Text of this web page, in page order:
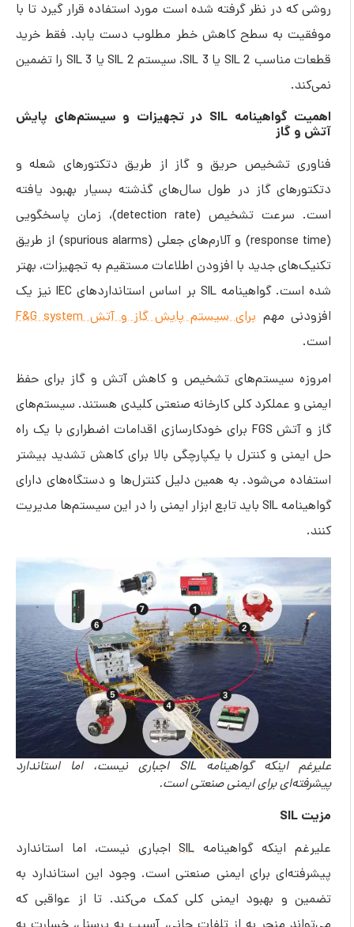
روشی که در نظر گرفته شده است مورد استفاده قرار گیرد تا با
موفقیت به سطح کاهش خطر مطلوب دست یابد. فقط خرید
قطعات مناسب SIL 2 یا SIL 3، سیستم SIL 2 یا SIL 3 را تضمین
نمی‌کند.
اهمیت گواهینامه SIL در تجهیزات و سیستم‌های پایش
آتش و گاز
فناوری تشخیص حریق و گاز از طریق دتکتورهای شعله و
دتکتورهای گاز در طول سال‌های گذشته بسیار بهبود یافته
است. سرعت تشخیص (detection rate)، زمان پاسخگویی
(response time) و آلارم‌های جعلی (spurious alarms) از طریق
تکنیک‌های جدید با افزودن اطلاعات مستقیم به تجهیزات، بهتر
شده است. گواهینامه SIL بر اساس استانداردهای IEC نیز یک
افزودنی مهمبرای سیستم پایش گاز و آتش F&G system
است.
امروزه سیستم‌های تشخیص و کاهش آتش و گاز برای حفظ
ایمنی و عملکرد کلی کارخانه صنعتی کلیدی هستند. سیستم‌های
گاز و آتش FGS برای خودکارسازی اقدامات اضطراری با یک راه
حل ایمنی و کنترل با یکپارچگی بالا برای کاهش تشدید بیشتر
استفاده می‌شود. به همین دلیل کنترل‌ها و دستگاه‌های دارای
گواهینامه SIL باید تابع ابزار ایمنی را در این سیستم‌ها مدیریت
کنند.
علیرغم اینکه گواهینامه SIL اجباری نیست، اما استاندارد
پیشرفته‌ای برای ایمنی صنعتی است.
مزیت SIL
علیرغم اینکه گواهینامهSIL اجباری نیست، اما استاندارد
پیشرفته‌ای برای ایمنی صنعتی است. وجود این استاندارد به
تضمین و بهبود ایمنی کلی کمک می‌کند. تا از عواقبی که